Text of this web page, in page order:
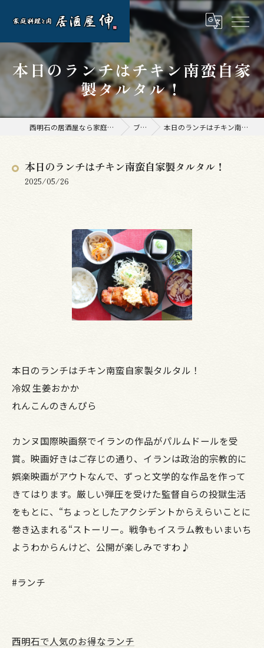
本日のランチはチキン南蛮自家
製タルタル！
西明石の居酒屋なら家庭料理と肉 居酒屋 伸 ブログ 本日のランチはチキン南蛮自家製タルタル！
本日のランチはチキン南蛮自家製タルタル！
2025/05/26
本日のランチはチキン南蛮自家製タルタル！
冷奴 生姜おかか
れんこんのきんぴら
カンヌ国際映画祭でイランの作品がパルムドールを受
賞。映画好きはご存じの通り、イランは政治的宗教的に
娯楽映画がアウトなんで、ずっと文学的な作品を作って
きてはります。厳しい弾圧を受けた監督自らの投獄生活
をもとに、“ちょっとしたアクシデントからえらいことに
巻き込まれる“ストーリー。戦争もイスラム教もいまいち
ようわからんけど、公開が楽しみですわ♪
#ランチ
西明石で人気のお得なランチ